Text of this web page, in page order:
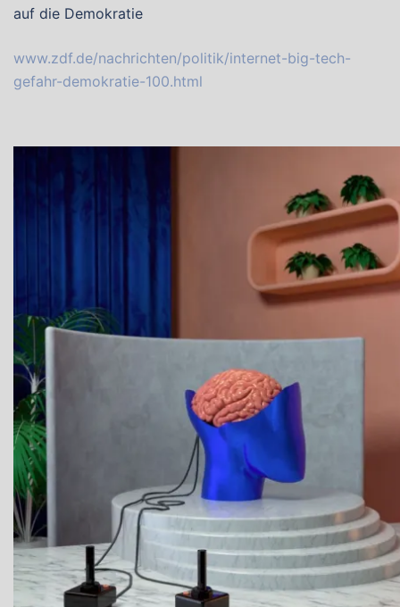
auf die Demokratie
www.zdf.de/nachrichten/politik/internet-big-tech-
gefahr-demokratie-100.html